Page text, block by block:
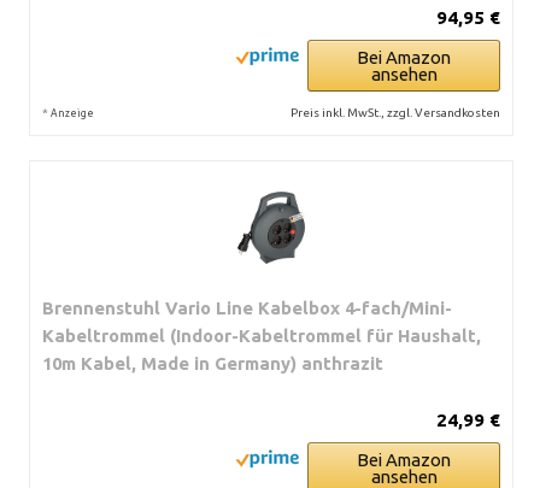
94,95 €
Bei Amazon
ansehen
* Anzeige Preis inkl. MwSt., zzgl. Versandkosten
Brennenstuhl Vario Line Kabelbox 4-fach/Mini-
Kabeltrommel (Indoor-Kabeltrommel für Haushalt,
10m Kabel, Made in Germany) anthrazit
24,99 €
Bei Amazon
ansehen